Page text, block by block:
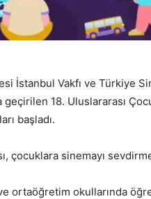
İstanbul Vakfı ve Türkiye
18. Uluslararası
başladı.
çocuklara sinemayı
ortaöğretim okullarında